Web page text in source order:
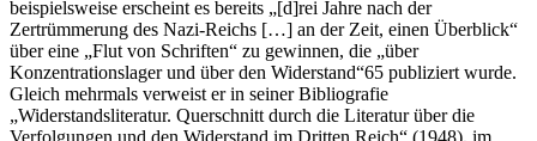
beispielsweise erscheint es bereits „[d]rei Jahre nach der
Zertrümmerung des Nazi-Reichs […] an der Zeit, einen Überblick“
über eine „Flut von Schriften“ zu gewinnen, die „über
Konzentrationslager und über den Widerstand“65 publiziert wurde.
Gleich mehrmals verweist er in seiner Bibliografie
„Widerstandsliteratur. Querschnitt durch die Literatur über die